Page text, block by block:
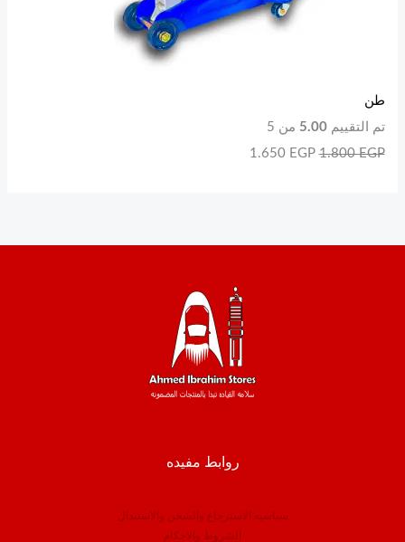
طن
تم التقييم5.00 من 5
1.800EGP
1.650 EGP
روابط مفيده
سياسيه الاسترجاع والشحن والاستبدال
الشروط والاحكام